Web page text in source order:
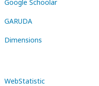
Google Schoolar
GARUDA
Dimensions
WebStatistic